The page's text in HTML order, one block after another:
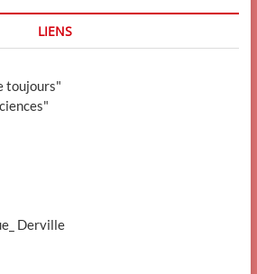
LIENS
toujours"
Derville